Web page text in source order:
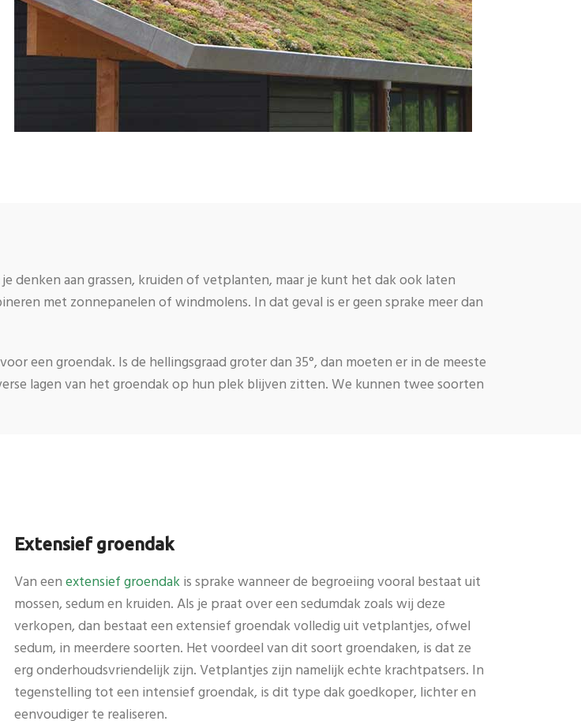
denken aan grassen, kruiden of vetplanten, maar je kunt het dak ook laten
met zonnepanelen of windmolens. In dat geval is er geen sprake meer dan
een groendak. Is de hellingsgraad groter dan 35°, dan moeten er in de meeste
lagen van het groendak op hun plek blijven zitten. We kunnen twee soorten
Extensief groendak
Van eenextensief groendakis sprake wanneer de begroeiing vooral bestaat uit
mossen, sedum en kruiden. Als je praat over een sedumdak zoals wij deze
verkopen, dan bestaat een extensief groendak volledig uit vetplantjes, ofwel
sedum, in meerdere soorten. Het voordeel van dit soort groendaken, is dat ze
erg onderhoudsvriendelijk zijn. Vetplantjes zijn namelijk echte krachtpatsers. In
tegenstelling tot een intensief groendak, is dit type dak goedkoper, lichter en
eenvoudiger te realiseren.